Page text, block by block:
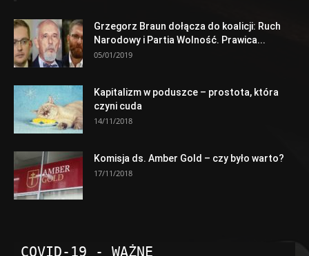
Grzegorz Braun dołącza do koalicji: Ruch
Narodowy i Partia Wolność. Prawica...
05/01/2019
Kapitalizm w poduszce – prostota, która
czyni cuda
14/11/2018
Komisja ds. Amber Gold – czy było warto?
17/11/2018
COVID-19 - WAŻNE